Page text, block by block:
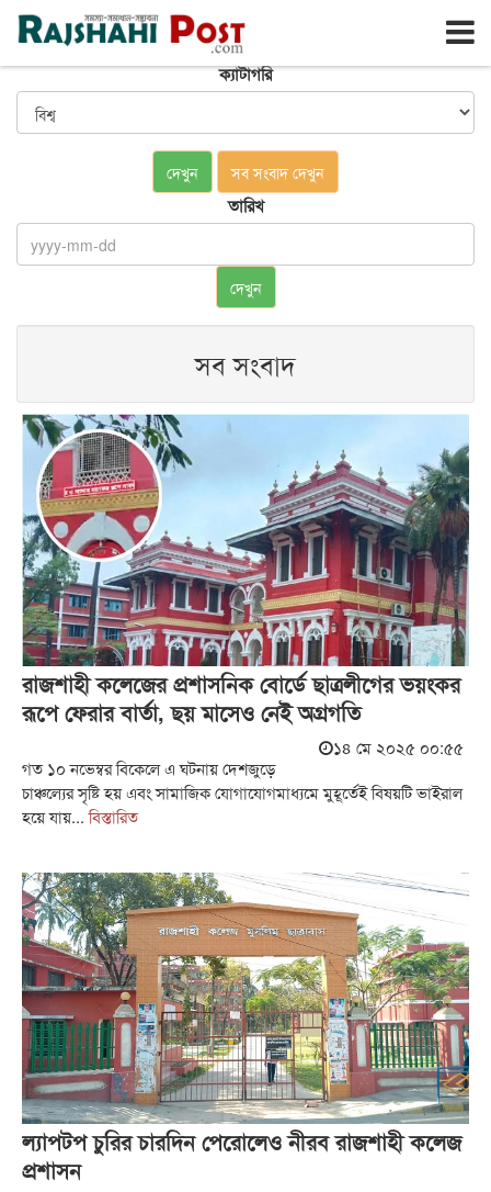
রাজশাহী শনিবার, ৮ই আগস্ট ২০২৬, ২৫শে শ্রাবণ ১৪৩৩
ক্যাটাগরি
দেখুন সব সংবাদ দেখুন
তারিখ
দেখুন
সব সংবাদ
রাজশাহী কলেজের প্রশাসনিক বোর্ডে ছাত্রলীগের ভয়ংকর
রূপে ফেরার বার্তা, ছয় মাসেও নেই অগ্রগতি
১৪ মে ২০২৫ ০০:৫৫
গত ১০ নভেম্বর বিকেলে এ ঘটনায় দেশজুড়ে
চাঞ্চল্যের সৃষ্টি হয় এবং সামাজিক যোগাযোগমাধ্যমে মুহূর্তেই বিষয়টি ভাইরাল
হয়ে যায়...বিস্তারিত
ল্যাপটপ চুরির চারদিন পেরোলেও নীরব রাজশাহী কলেজ
প্রশাসন